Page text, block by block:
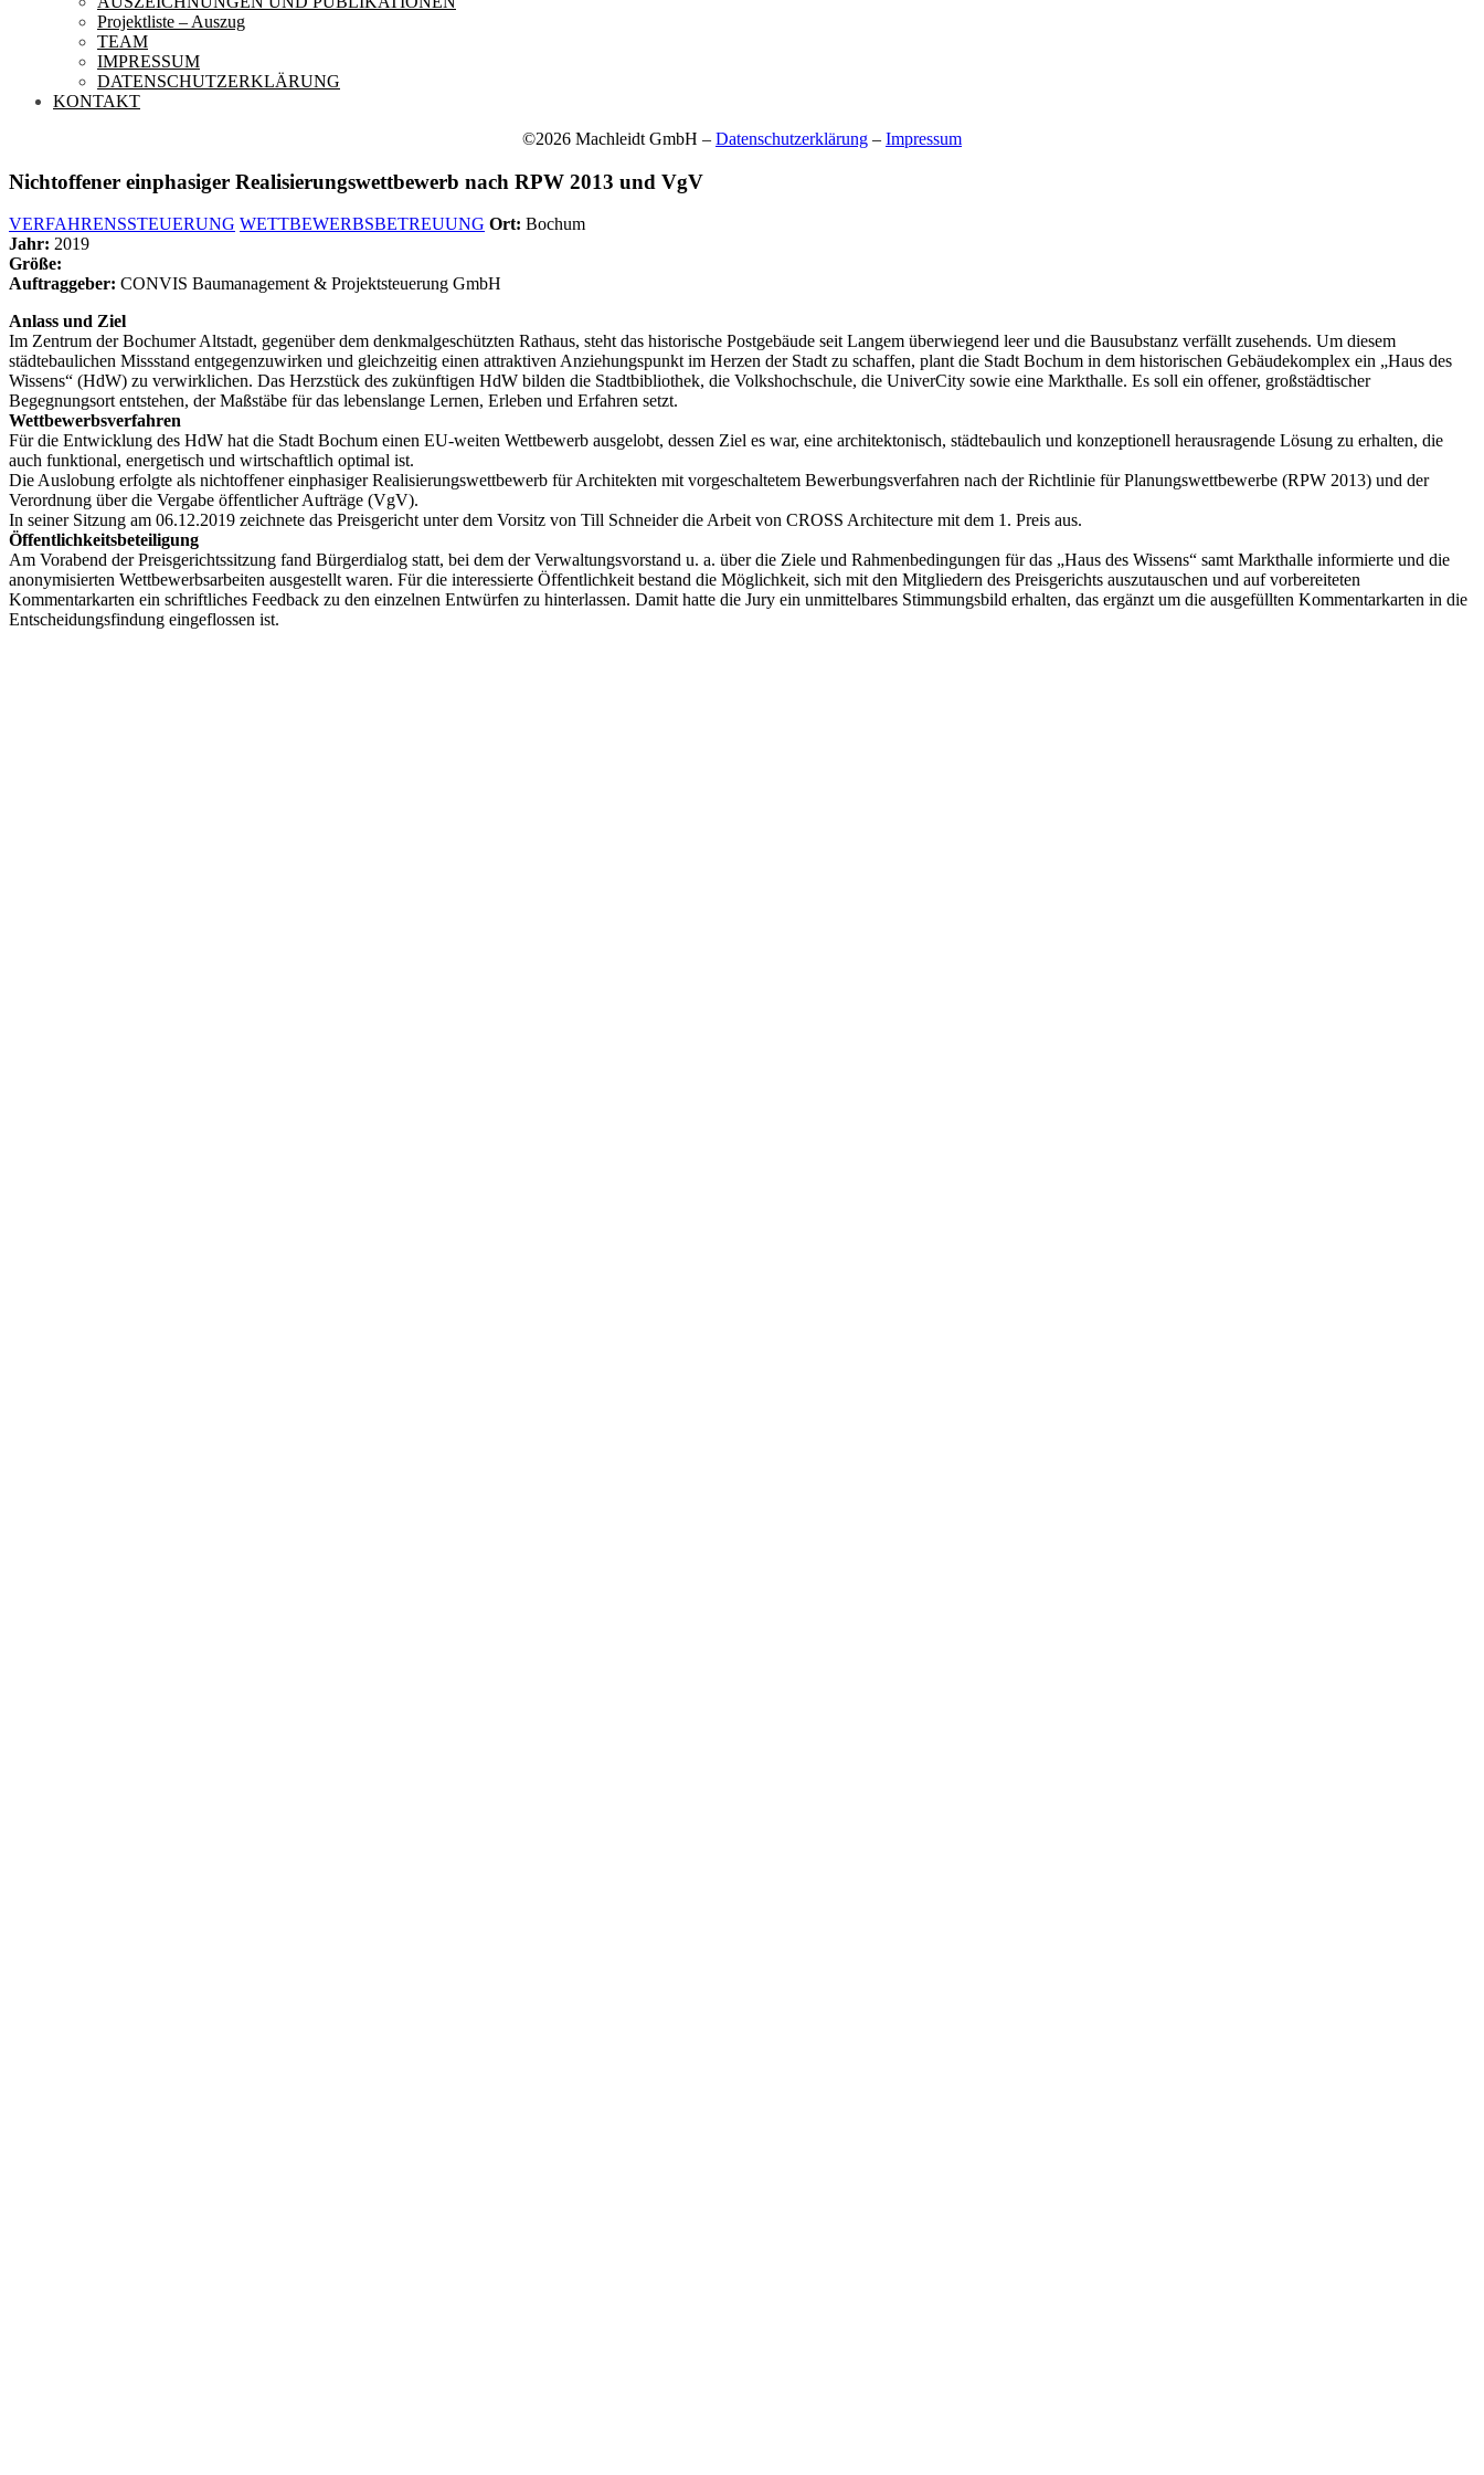
Projektliste – Auszug
TEAM
IMPRESSUM
DATENSCHUTZERKLÄRUNG
KONTAKT
©2026 Machleidt GmbH – Datenschutzerklärung – Impressum
Nichtoffener einphasiger Realisierungswettbewerb nach RPW 2013 und VgV
VERFAHRENSSTEUERUNG WETTBEWERBSBETREUUNG Ort: Bochum
Jahr: 2019
Größe:
Auftraggeber: CONVIS Baumanagement & Projektsteuerung GmbH
Anlass und Ziel
Im Zentrum der Bochumer Altstadt, gegenüber dem denkmalgeschützten Rathaus, steht das historische Postgebäude seit Langem überwiegend leer und die Bausubstanz verfällt zusehends. Um diesem
städtebaulichen Missstand entgegenzuwirken und gleichzeitig einen attraktiven Anziehungspunkt im Herzen der Stadt zu schaffen, plant die Stadt Bochum in dem historischen Gebäudekomplex ein „Haus des
Wissens“ (HdW) zu verwirklichen. Das Herzstück des zukünftigen HdW bilden die Stadtbibliothek, die Volkshochschule, die UniverCity sowie eine Markthalle. Es soll ein offener, großstädtischer
Begegnungsort entstehen, der Maßstäbe für das lebenslange Lernen, Erleben und Erfahren setzt.
Wettbewerbsverfahren
Für die Entwicklung des HdW hat die Stadt Bochum einen EU-weiten Wettbewerb ausgelobt, dessen Ziel es war, eine architektonisch, städtebaulich und konzeptionell herausragende Lösung zu erhalten, die
auch funktional, energetisch und wirtschaftlich optimal ist.
Die Auslobung erfolgte als nichtoffener einphasiger Realisierungswettbewerb für Architekten mit vorgeschaltetem Bewerbungsverfahren nach der Richtlinie für Planungswettbewerbe (RPW 2013) und der
Verordnung über die Vergabe öffentlicher Aufträge (VgV).
In seiner Sitzung am 06.12.2019 zeichnete das Preisgericht unter dem Vorsitz von Till Schneider die Arbeit von CROSS Architecture mit dem 1. Preis aus.
Öffentlichkeitsbeteiligung
Am Vorabend der Preisgerichtssitzung fand Bürgerdialog statt, bei dem der Verwaltungsvorstand u. a. über die Ziele und Rahmenbedingungen für das „Haus des Wissens“ samt Markthalle informierte und die
anonymisierten Wettbewerbsarbeiten ausgestellt waren. Für die interessierte Öffentlichkeit bestand die Möglichkeit, sich mit den Mitgliedern des Preisgerichts auszutauschen und auf vorbereiteten
Kommentarkarten ein schriftliches Feedback zu den einzelnen Entwürfen zu hinterlassen. Damit hatte die Jury ein unmittelbares Stimmungsbild erhalten, das ergänzt um die ausgefüllten Kommentarkarten in die
Entscheidungsfindung eingeflossen ist.